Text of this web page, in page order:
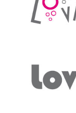
Image